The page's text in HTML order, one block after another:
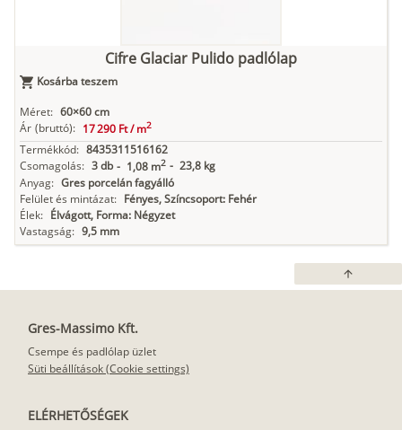
Cifre Glaciar Pulido padlólap
Kosárba teszem
Méret: 60×60 cm
Ár (bruttó): 17 290 Ft /m2
Termékkód: 8435311516162
Csomagolás: 3 db - 1,08 m2 - 23,8 kg
Anyag: Gres porcelán fagyálló
Felület és mintázat: Fényes, Színcsoport: Fehér
Élek: Élvágott, Forma: Négyzet
Vastagság: 9,5 mm
arrow_upward
Gres-Massimo Kft.
Csempe és padlólap üzlet
Süti beállítások (Cookie settings)
ELÉRHETŐSÉGEK